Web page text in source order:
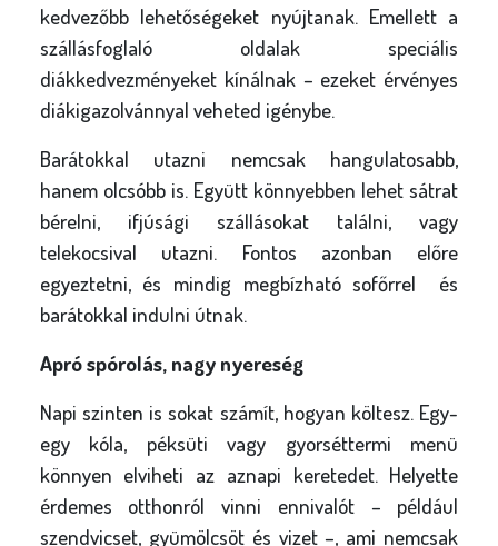
kedvezőbb lehetőségeket nyújtanak. Emellett a
szállásfoglaló oldalak speciális
diákkedvezményeket kínálnak – ezeket érvényes
diákigazolvánnyal veheted igénybe.
Barátokkal utazni nemcsak hangulatosabb,
hanem olcsóbb is. Együtt könnyebben lehet sátrat
bérelni, ifjúsági szállásokat találni, vagy
telekocsival utazni. Fontos azonban előre
egyeztetni, és mindig megbízható sofőrrel és
barátokkal indulni útnak.
Apró spórolás, nagy nyereség
Napi szinten is sokat számít, hogyan költesz. Egy-
egy kóla, péksüti vagy gyorséttermi menü
könnyen elviheti az aznapi keretedet. Helyette
érdemes otthonról vinni ennivalót – például
szendvicset, gyümölcsöt és vizet –, ami nemcsak